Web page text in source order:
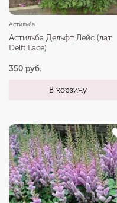
Астильба
Астильба Дельфт Лейс (лат.
Delft Lace)
350 руб.
В корзину